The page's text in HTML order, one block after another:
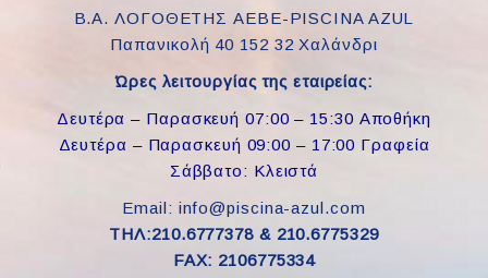
Β.Α. ΛΟΓΟΘΕΤΗΣ ΑΕΒΕ-PISCINA AZUL
Παπανικολή 40 152 32 Χαλάνδρι
Ώρες λειτουργίας της εταιρείας:
Δευτέρα – Παρασκευή 07:00 – 15:30 Αποθήκη
Δευτέρα – Παρασκευή 09:00 – 17:00 Γραφεία
Σάββατο: Κλειστά
Email: info@piscina-azul.com
ΤΗΛ:210.6777378 & 210.6775329
FAX: 2106775334